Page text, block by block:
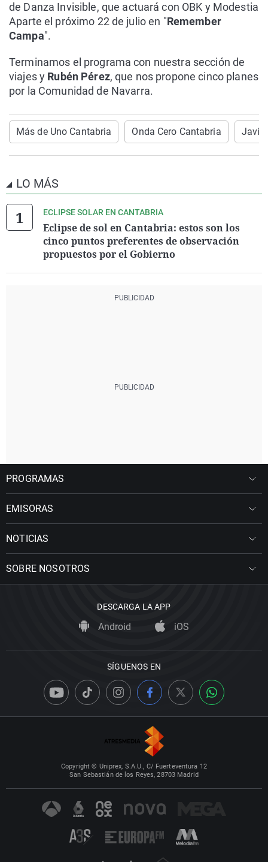
de Danza Invisible, que actuará con OBK y Modestia
Aparte el próximo 22 de julio en "Remember
Campa".
Terminamos el programa con nuestra sección de
viajes y Rubén Pérez, que nos propone cinco planes
por la Comunidad de Navarra.
Más de Uno Cantabria Onda Cero Cantabria
LO MÁS
ECLIPSE SOLAR EN CANTABRIA
Eclipse de sol en Cantabria: estos son los
cinco puntos preferentes de observación
propuestos por el Gobierno
PROGRAMAS
EMISORAS
NOTICIAS
SOBRE NOSOTROS
DESCARGA LA APP
Android iOS
SÍGUENOS EN
Copyright © Uniprex, S.A.U., C/ Fuerteventura 12
San Sebastián de los Reyes, 28703 Madrid